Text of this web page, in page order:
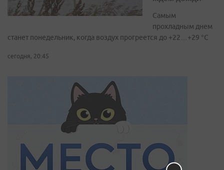
Самым
прохладным днем
станет понедельник, когда воздух прогреется до +22…+29 °С
сегодня, 20:45